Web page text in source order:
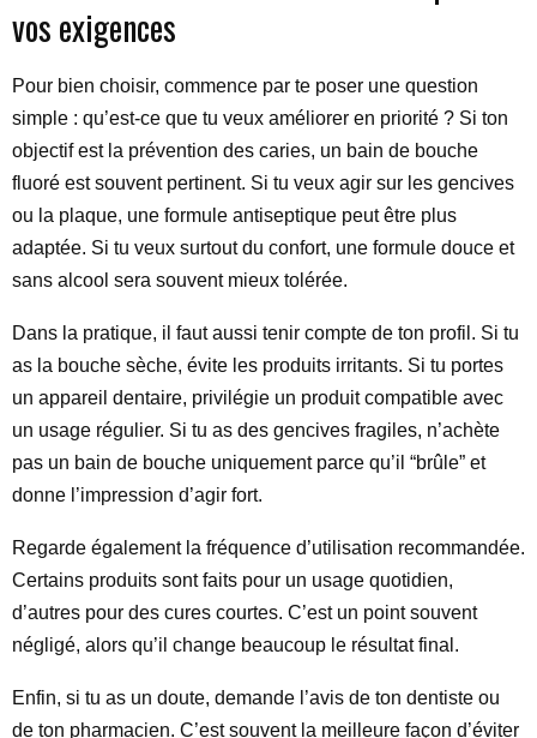
vos exigences
Pour bien choisir, commence par te poser une question
simple : qu’est-ce que tu veux améliorer en priorité ? Si ton
objectif est la prévention des caries, un bain de bouche
fluoré est souvent pertinent. Si tu veux agir sur les gencives
ou la plaque, une formule antiseptique peut être plus
adaptée. Si tu veux surtout du confort, une formule douce et
sans alcool sera souvent mieux tolérée.
Dans la pratique, il faut aussi tenir compte de ton profil. Si tu
as la bouche sèche, évite les produits irritants. Si tu portes
un appareil dentaire, privilégie un produit compatible avec
un usage régulier. Si tu as des gencives fragiles, n’achète
pas un bain de bouche uniquement parce qu’il “brûle” et
donne l’impression d’agir fort.
Regarde également la fréquence d’utilisation recommandée.
Certains produits sont faits pour un usage quotidien,
d’autres pour des cures courtes. C’est un point souvent
négligé, alors qu’il change beaucoup le résultat final.
Enfin, si tu as un doute, demande l’avis de ton dentiste ou
de ton pharmacien. C’est souvent la meilleure façon d’éviter